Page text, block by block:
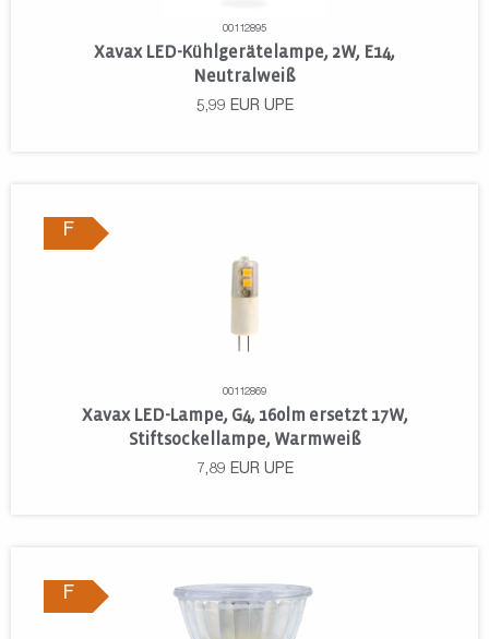
00112895
Xavax LED-Kühlgerätelampe, 2W, E14,
Neutralweiß
5,99 EUR UPE
F
00112869
Xavax LED-Lampe, G4, 160lm ersetzt 17W,
Stiftsockellampe, Warmweiß
7,89 EUR UPE
F